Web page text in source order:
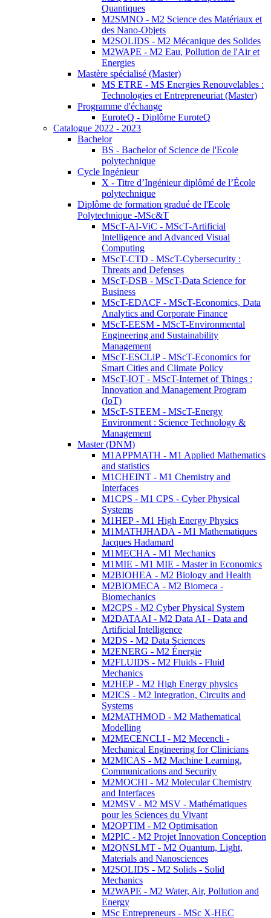
Quantiques
M2SMNO - M2 Science des Matériaux et
des Nano-Objets
M2SOLIDS - M2 Mécanique des Solides
M2WAPE - M2 Eau, Pollution de l'Air et
Energies
Mastère spécialisé (Master)
MS ETRE - MS Energies Renouvelables :
Technologies et Entrepreneuriat (Master)
Programme d'échange
EuroteQ - Diplôme EuroteQ
Catalogue 2022 - 2023
Bachelor
BS - Bachelor of Science de l'Ecole
polytechnique
Cycle Ingénieur
X - Titre d’Ingénieur diplômé de l’École
polytechnique
Diplôme de formation gradué de l'Ecole
Polytechnique -MSc&T
MScT-AI-ViC - MScT-Artificial
Intelligence and Advanced Visual
Computing
MScT-CTD - MScT-Cybersecurity :
Threats and Defenses
MScT-DSB - MScT-Data Science for
Business
MScT-EDACF - MScT-Economics, Data
Analytics and Corporate Finance
MScT-EESM - MScT-Environmental
Engineering and Sustainability
Management
MScT-ESCLiP - MScT-Economics for
Smart Cities and Climate Policy
MScT-IOT - MScT-Internet of Things :
Innovation and Management Program
(IoT)
MScT-STEEM - MScT-Energy
Environment : Science Technology &
Management
Master (DNM)
M1APPMATH - M1 Applied Mathematics
and statistics
M1CHEINT - M1 Chemistry and
Interfaces
M1CPS - M1 CPS - Cyber Physical
Systems
M1HEP - M1 High Energy Physics
M1MATHJHADA - M1 Mathematiques
Jacques Hadamard
M1MECHA - M1 Mechanics
M1MIE - M1 MIE - Master in Economics
M2BIOHEA - M2 Biology and Health
M2BIOMECA - M2 Biomeca -
Biomechanics
M2CPS - M2 Cyber Physical System
M2DATAAI - M2 Data AI - Data and
Artificial Intelligence
M2DS - M2 Data Sciences
M2ENERG - M2 Énergie
M2FLUIDS - M2 Fluids - Fluid
Mechanics
M2HEP - M2 High Energy physics
M2ICS - M2 Integration, Circuits and
Systems
M2MATHMOD - M2 Mathematical
Modelling
M2MECENCLI - M2 Mecencli -
Mechanical Engineering for Clinicians
M2MICAS - M2 Machine Learning,
Communications and Security
M2MOCHI - M2 Molecular Chemistry
and Interfaces
M2MSV - M2 MSV - Mathématiques
pour les Sciences du Vivant
M2OPTIM - M2 Optimisation
M2PIC - M2 Projet Innovation Conception
M2QNSLMT - M2 Quantum, Light,
Materials and Nanosciences
M2SOLIDS - M2 Solids - Solid
Mechanics
M2WAPE - M2 Water, Air, Pollution and
Energy
MSc Entrepreneurs - MSc X-HEC